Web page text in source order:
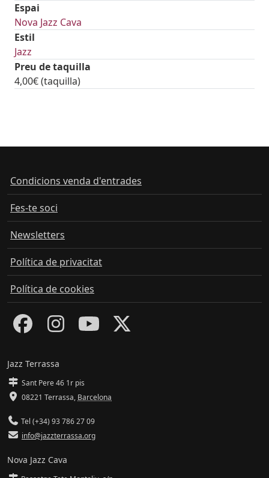
Espai
Nova Jazz Cava
Estil
Jazz
Preu de taquilla
4,00€ (taquilla)
Condicions venda d'entrades
Fes-te soci
Newsletters
Política de privacitat
Política de cookies
Jazz Terrassa
Sant Pere 46 1r pis
08221 Terrassa, Barcelona
Tel (+34) 93 786 27 09
info@jazzterrassa.org
Nova Jazz Cava